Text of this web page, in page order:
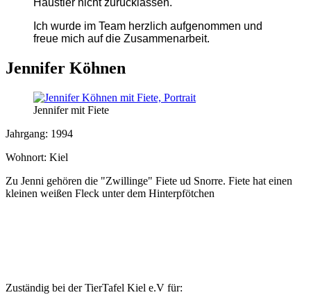
Ich wurde im Team herzlich aufgenommen und
freue mich auf die Zusammenarbeit.
Jennifer Köhnen
Jennifer mit Fiete
Jahrgang: 1994
Wohnort: Kiel
Zu Jenni gehören die "Zwillinge" Fiete ud Snorre. Fiete hat einen
kleinen weißen Fleck unter dem Hinterpfötchen
Zuständig bei der TierTafel Kiel e.V für: